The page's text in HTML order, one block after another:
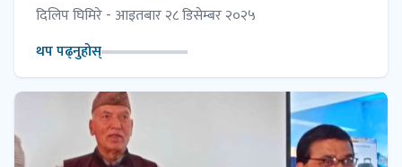
दिलिप घिमिरे - आइतबार २८ डिसेम्बर २०२५
थप पढ्नुहोस्